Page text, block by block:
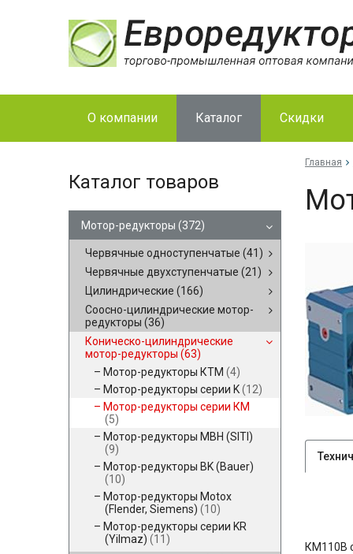
О компании Каталог Скидки
Каталог товаров
Мотор-редукторы (372)
Червячные одноступенчатые (41)
Червячные двухступенчатые (21)
Цилиндрические (166)
Соосно-цилиндрические мотор-
редукторы (36)
Коническо-цилиндрические
мотор-редукторы (63)
Мотор-редукторы КТМ (4)
Мотор-редукторы серии K(12)
Мотор-редукторы серии КМ
(5)
Мотор-редукторы MBH (SITI)
(9)
Мотор-редукторы BK (Bauer)
(10)
Мотор-редукторы Motox
(Flender, Siemens) (10)
Мотор-редукторы серии KR
(Yilmaz) (11)
Главная
КМ110В